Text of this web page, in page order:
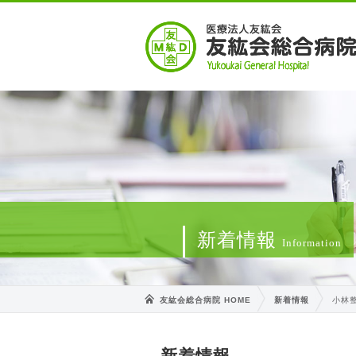
新着情報Information
友紘会総合病院 HOME 新着情報 小林